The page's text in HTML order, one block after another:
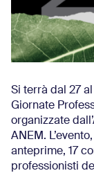
Si terrà dal 27
Giornate
organizzate
ANEM.
anteprime, 17
professionisti